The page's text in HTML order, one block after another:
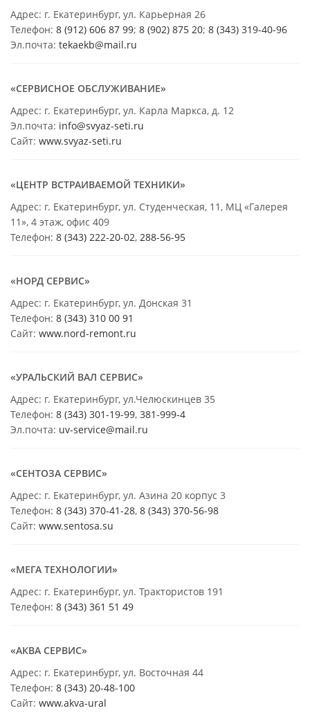
Адрес: г. Екатеринбург, ул. Карьерная 26
Телефон: 8 (912) 606 87 99; 8 (902) 875 20; 8 (343) 319-40-96
Эл.почта: tekaekb@mail.ru
«СЕРВИСНОЕ ОБСЛУЖИВАНИЕ»
Адрес: г. Екатеринбург, ул. Карла Маркса, д. 12
Эл.почта: info@svyaz-seti.ru
Сайт: www.svyaz-seti.ru
«ЦЕНТР ВСТРАИВАЕМОЙ ТЕХНИКИ»
Адрес: г. Екатеринбург, ул. Студенческая, 11, МЦ «Галерея
11», 4 этаж, офис 409
Телефон: 8 (343) 222-20-02, 288-56-95
«НОРД СЕРВИС»
Адрес: г. Екатеринбург, ул. Донская 31
Телефон: 8 (343) 310 00 91
Сайт: www.nord-remont.ru
«УРАЛЬСКИЙ ВАЛ СЕРВИС»
Адрес: г. Екатеринбург, ул.Челюскинцев 35
Телефон: 8 (343) 301-19-99, 381-999-4
Эл.почта: uv-service@mail.ru
«СЕНТОЗА СЕРВИС»
Адрес: г. Екатеринбург, ул. Азина 20 корпус 3
Телефон: 8 (343) 370-41-28, 8 (343) 370-56-98
Сайт: www.sentosa.su
«МЕГА ТЕХНОЛОГИИ»
Адрес: г. Екатеринбург, ул. Трактористов 191
Телефон: 8 (343) 361 51 49
«АКВА СЕРВИС»
Адрес: г. Екатеринбург, ул. Восточная 44
Телефон: 8 (343) 20-48-100
Сайт: www.akva-ural